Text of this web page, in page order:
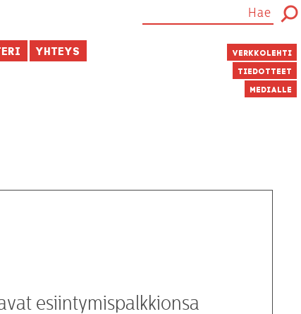
Yhteys Verkkolehti
Tiedotteet
Medialle
esiintymispalkkionsa